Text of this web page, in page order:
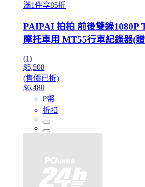
滿1件享85折
PAIPAI 拍拍 前後雙錄1080P
摩托車用 MT55行車紀錄器(
(1)
$5,508
(售價已折)
$6,480
P幣
折扣